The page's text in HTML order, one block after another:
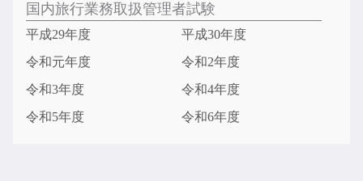
国内旅行業務取扱管理者試験
平成29年度
平成30年度
令和元年度
令和2年度
令和3年度
令和4年度
令和5年度
令和6年度